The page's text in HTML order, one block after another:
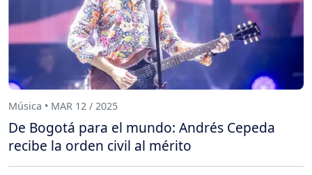
Música • MAR 12 / 2025
De Bogotá para el mundo: Andrés Cepeda
recibe la orden civil al mérito